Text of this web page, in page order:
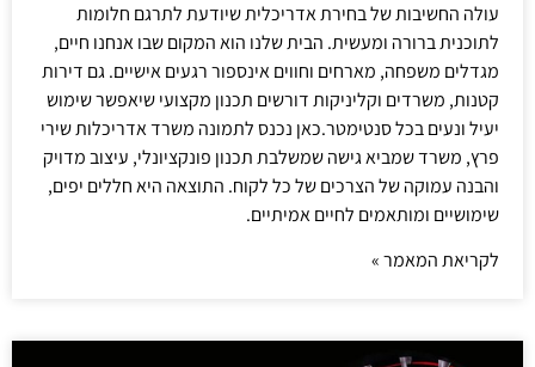
עולה החשיבות של בחירת אדריכלית שיודעת לתרגם חלומות
לתוכנית ברורה ומעשית. הבית שלנו הוא המקום שבו אנחנו חיים,
מגדלים משפחה, מארחים וחווים אינספור רגעים אישיים. גם דירות
קטנות, משרדים וקליניקות דורשים תכנון מקצועי שיאפשר שימוש
יעיל ונעים בכל סנטימטר.כאן נכנס לתמונה משרד אדריכלות שירי
פרץ, משרד שמביא גישה שמשלבת תכנון פונקציונלי, עיצוב מדויק
והבנה עמוקה של הצרכים של כל לקוח. התוצאה היא חללים יפים,
שימושיים ומותאמים לחיים אמיתיים.
לקריאת המאמר »